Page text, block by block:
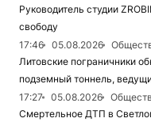
Руководитель студии
свободу
17:46
05.08.2026
Литовские пограничники
подземный тоннель,
17:27
05.08.2026
Смертельное ДТП в